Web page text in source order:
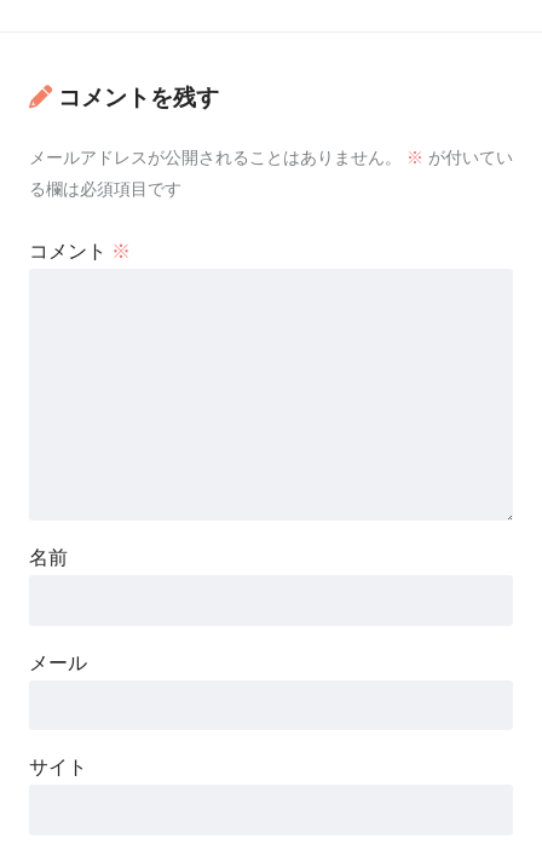
コメントを残す
メールアドレスが公開されることはありません。 ※ が付いてい
る欄は必須項目です
コメント ※
名前
メール
サイト